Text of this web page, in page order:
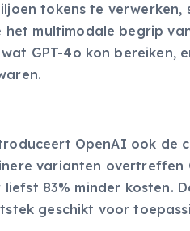
tokens te
het multimodale begrip
GPT-4o kon bereiken,
OpenAI ook de
varianten
83% minder kosten.
geschikt voor